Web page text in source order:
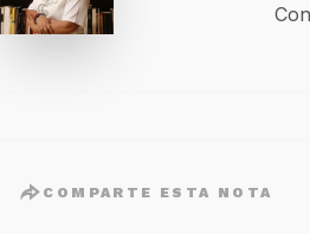
COMPARTE ESTA NOTA